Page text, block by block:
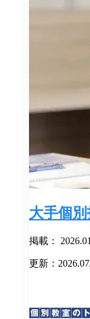
大手個
掲載：
更新：